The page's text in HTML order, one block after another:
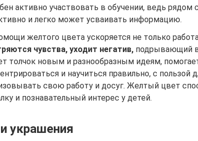
активно участвовать в обучении, ведь рядом
и легко может усваивать информацию.
желтого цвета ускоряется не только
чувства, уходит негатив, подрывающий
толчок новым и разнообразным идеям,
и научиться правильно, с пользой
свою работу и досуг. Желтый цвет
и познавательный интерес у детей.
украшения